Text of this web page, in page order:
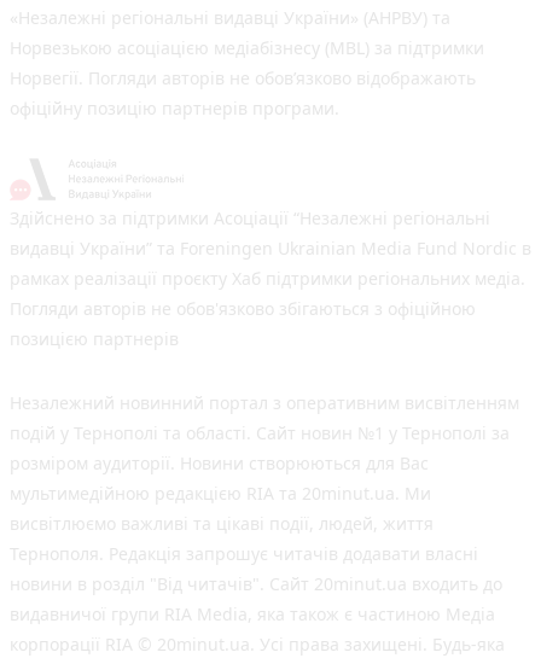
«Незалежні регіональні видавці України» (АНРВУ) та
Норвезькою асоціацією медіабізнесу (MBL) за підтримки
Норвегії. Погляди авторів не обов’язково відображають
офіційну позицію партнерів програми.
Здійснено за підтримки Асоціації “Незалежні регіональні
видавці України” та Foreningen Ukrainian Media Fund Nordic в
рамках реалізації проєкту Хаб підтримки регіональних медіа.
Погляди авторів не обов'язково збігаються з офіційною
позицією партнерів
Незалежний новинний портал з оперативним висвітленням
подій у Тернополі та області. Сайт новин №1 у Тернополі за
розміром аудиторії. Новини створюються для Вас
мультимедійною редакцією RIA та 20minut.ua. Ми
висвітлюємо важливі та цікаві події, людей, життя
Тернополя. Редакція запрошує читачів додавати власні
новини в розділ "Від читачів". Сайт 20minut.ua входить до
видавничої групи RIA Media, яка також є частиною Медіа
корпорації RIA © 20minut.ua. Усі права захищені. Будь-яка